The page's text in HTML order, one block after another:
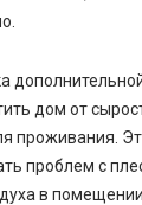
дом от
проживания.
проблем с
в